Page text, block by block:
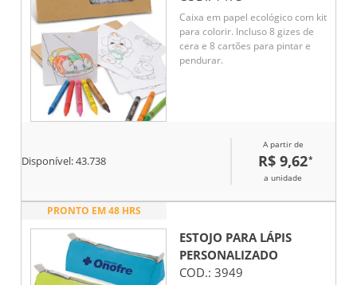
bolsa para facilitar o transporte
do kit.
Caixa em papel ecológico com kit
para colorir. Incluso 8 gizes de
cera e 8 cartões para pintar e
pendurar.
Disponível:43.738
A partir de
R$ 9,62*
a unidade
PRONTO EM 48 HRS
ESTOJO PARA LÁPIS
PERSONALIZADO
COD.: 3949